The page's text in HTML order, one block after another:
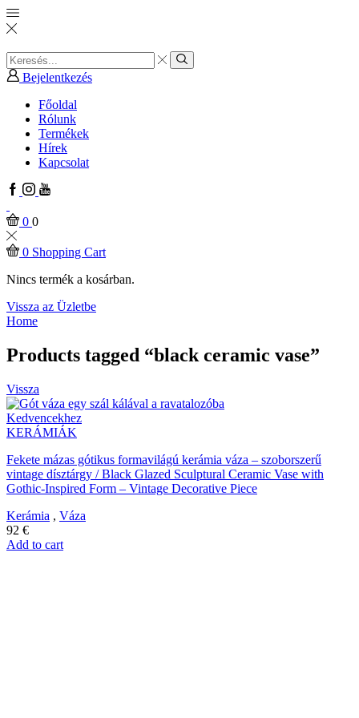
Search
input
Search
Bejelentkezés
Főoldal
Rólunk
Termékek
Hírek
Kapcsolat
Facebook
Instagram
Youtube
0 0
0 Shopping Cart
Nincs termék a kosárban.
Vissza az Üzletbe
Home
Products tagged “black ceramic vase”
Vissza
Kedvencekhez
KERÁMIÁK
Fekete mázas gótikus formavilágú kerámia váza – szoborszerű
vintage dísztárgy / Black Glazed Sculptural Ceramic Vase with
Gothic-Inspired Form – Vintage Decorative Piece
Kerámia , Váza
92 €
Add to cart